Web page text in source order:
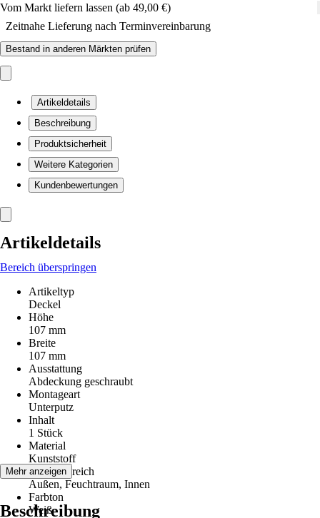
Vom Markt liefern lassen (ab 49,00 €)
Zeitnahe Lieferung nach Terminvereinbarung
Bestand in anderen Märkten prüfen
Artikeldetails
Beschreibung
Produktsicherheit
Weitere Kategorien
Kundenbewertungen
Artikeldetails
Bereich überspringen
Artikeltyp
Deckel
Höhe
107 mm
Breite
107 mm
Ausstattung
Abdeckung geschraubt
Montageart
Unterputz
Inhalt
1 Stück
Material
Kunststoff
Einsatzbereich
Außen, Feuchtraum, Innen
Farbton
Weiß
Mehr anzeigen
Beschreibung